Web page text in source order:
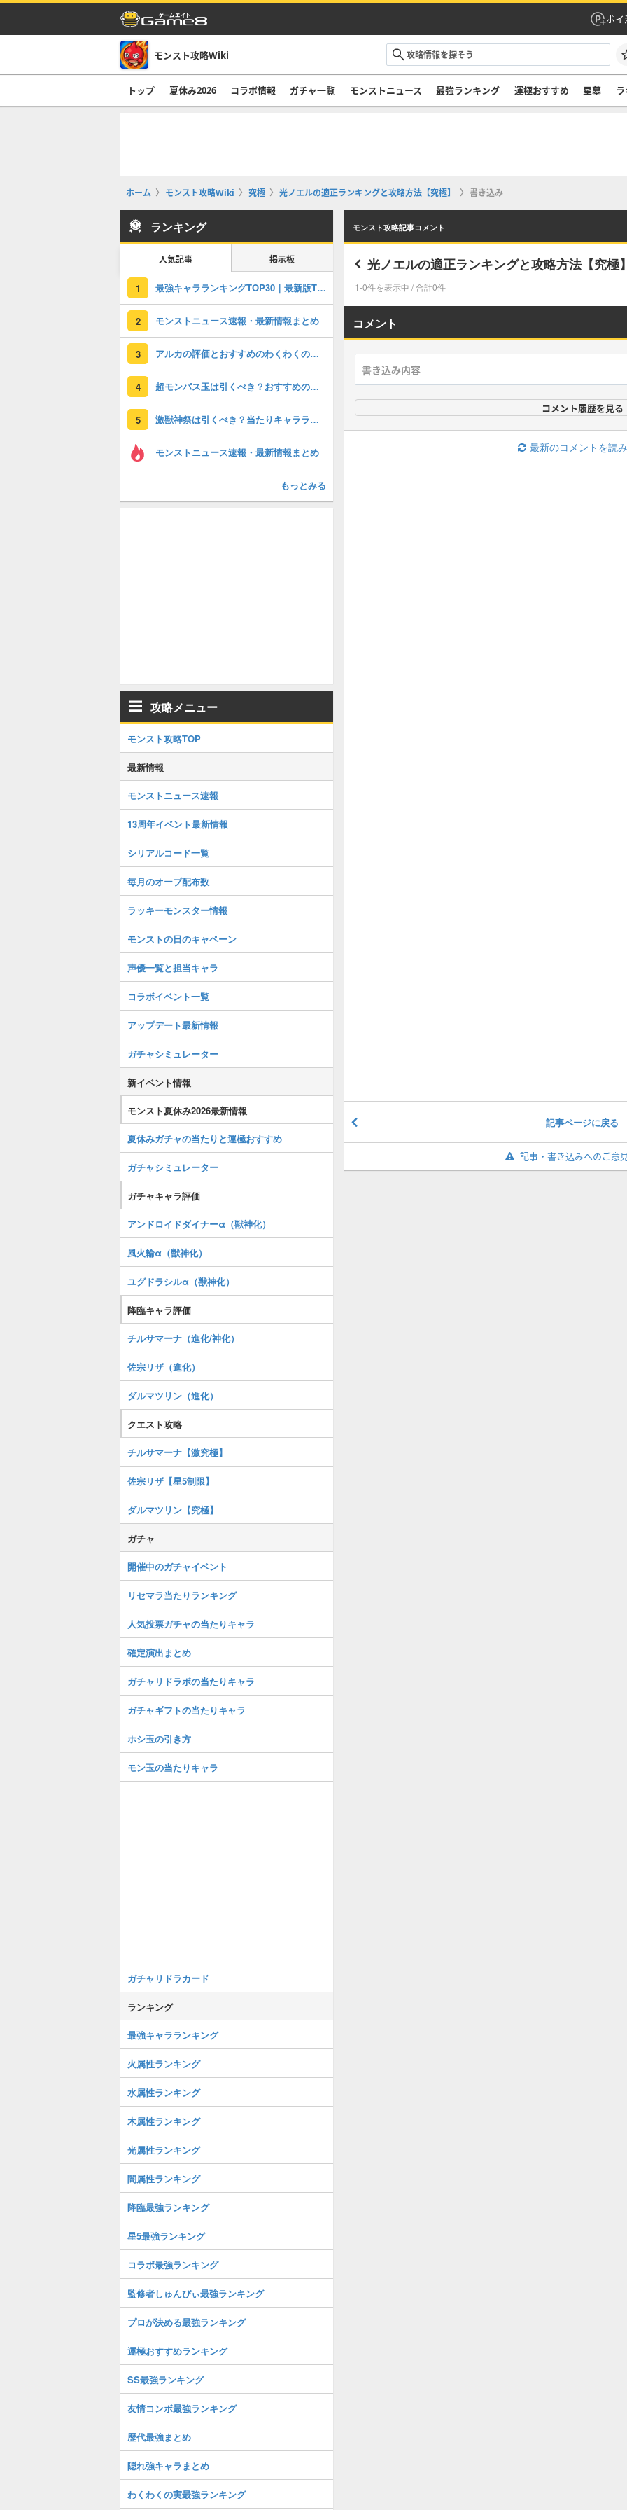
ポイ
モンスト攻略Wiki
トップ 夏休み2026 コラボ情報 ガチャ一覧 モンストニュース 最強ランキング 運極おすすめ 星墓
ホーム モンスト攻略Wiki 究極 光ノエルの適正ランキングと攻略方法【究極】 書き込み
モンスト攻略記事コメント
光ノエルの適正ランキングと攻略方法【究極】
1-0件を表示中 / 合計0件
コメント
コメント履歴を見る
最新のコメントを読
記事ページに戻る
記事・書き込みへのご意
ランキング
人気記事 掲示板
1 最強キャラランキングTOP30｜最新版Tier
2 モンストニュース速報・最新情報まとめ
3 アルカの評価とおすすめのわくわくの実｜どっちが強い？
4 超モンパス玉は引くべき？おすすめのガチャと注意点
5 激獣神祭は引くべき？当たりキャラランキング
モンストニュース速報・最新情報まとめ
もっとみる
攻略メニュー
モンスト攻略TOP
最新情報
モンストニュース速報
13周年イベント最新情報
シリアルコード一覧
毎月のオーブ配布数
ラッキーモンスター情報
モンストの日のキャペーン
声優一覧と担当キャラ
コラボイベント一覧
アップデート最新情報
ガチャシミュレーター
新イベント情報
モンスト夏休み2026最新情報
夏休みガチャの当たりと運極おすすめ
ガチャシミュレーター
ガチャキャラ評価
アンドロイドダイナーα（獣神化）
風火輪α（獣神化）
ユグドラシルα（獣神化）
降臨キャラ評価
チルサマーナ（進化/神化）
佐宗リザ（進化）
ダルマツリン（進化）
クエスト攻略
チルサマーナ【激究極】
佐宗リザ【星5制限】
ダルマツリン【究極】
ガチャ
開催中のガチャイベント
リセマラ当たりランキング
人気投票ガチャの当たりキャラ
確定演出まとめ
ガチャリドラボの当たりキャラ
ガチャギフトの当たりキャラ
ホシ玉の引き方
モン玉の当たりキャラ
ガチャリドラカード
ランキング
最強キャラランキング
火属性ランキング
水属性ランキング
木属性ランキング
光属性ランキング
闇属性ランキング
降臨最強ランキング
星5最強ランキング
コラボ最強ランキング
監修者しゅんぴぃ最強ランキング
プロが決める最強ランキング
運極おすすめランキング
SS最強ランキング
友情コンボ最強ランキング
歴代最強まとめ
隠れ強キャラまとめ
わくわくの実最強ランキング